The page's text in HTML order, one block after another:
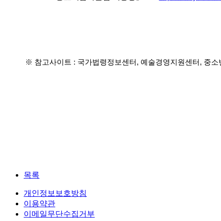
※ 참고사이트 : 국가법령정보센터, 예술경영지원센터, 중소
목록
개인정보보호방침
이용약관
이메일무단수집거부